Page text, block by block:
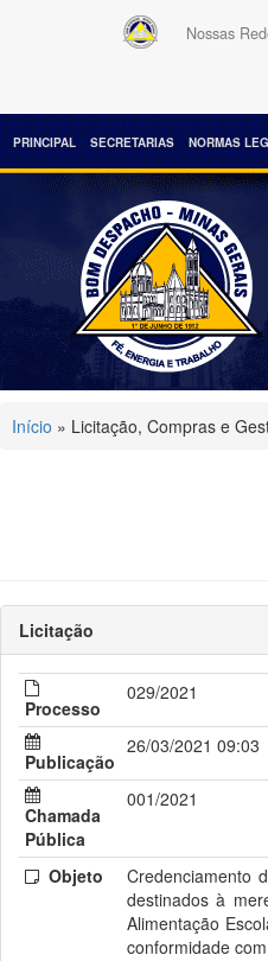
Nossas
PRINCIPAL SECRETARIAS NORMAS
Início » Licitação, Compras e
Licitação
Processo
029/2021
Publicação
26/03/2021 09:03
Chamada
Pública
001/2021
Objeto
Credenciamento
destinados à
Alimentação
conformidade